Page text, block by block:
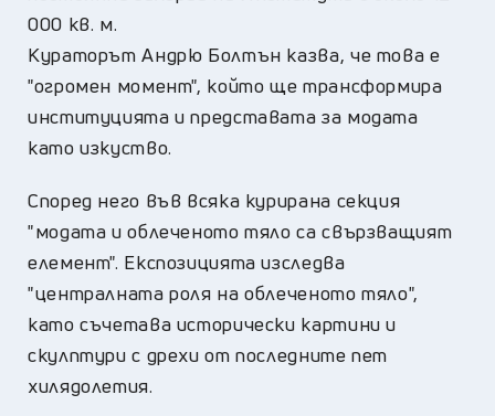
000 кв. м.
Кураторът Андрю Болтън казва, че това е
"огромен момент", който ще трансформира
институцията и представата за модата
като изкуство.
Според него във всяка курирана секция
"модата и облеченото тяло са свързващият
елемент". Експозицията изследва
"централната роля на облеченото тяло",
като съчетава исторически картини и
скулптури с дрехи от последните пет
хилядолетия.